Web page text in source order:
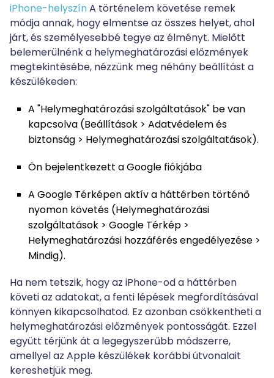
iPhone-helyszínA történelem követése remek
módja annak, hogy elmentse az összes helyet, ahol
járt, és személyesebbé tegye az élményt. Mielőtt
belemerülnénk a helymeghatározási előzmények
megtekintésébe, nézzünk meg néhány beállítást a
készülékeden:
A "Helymeghatározási szolgáltatások" be van
kapcsolva (Beállítások > Adatvédelem és
biztonság > Helymeghatározási szolgáltatások).
Ön bejelentkezett a Google fiókjába
A Google Térképen aktív a háttérben történő
nyomon követés (Helymeghatározási
szolgáltatások > Google Térkép >
Helymeghatározási hozzáférés engedélyezése >
Mindig).
Ha nem tetszik, hogy az iPhone-od a háttérben
követi az adatokat, a fenti lépések megfordításával
könnyen kikapcsolhatod. Ez azonban csökkentheti a
helymeghatározási előzmények pontosságát. Ezzel
együtt térjünk át a legegyszerűbb módszerre,
amellyel az Apple készülékek korábbi útvonalait
kereshetjük meg.